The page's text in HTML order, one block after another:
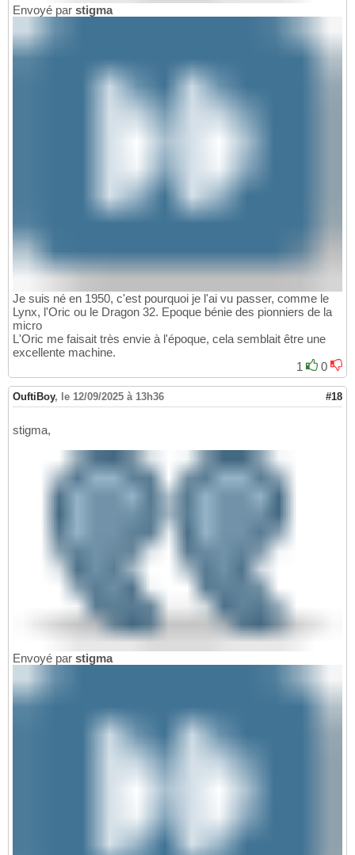
Envoyé par stigma
Je suis né en 1950, c'est pourquoi je l'ai vu passer, comme le
Lynx, l'Oric ou le Dragon 32. Epoque bénie des pionniers de la
micro
L'Oric me faisait très envie à l'époque, cela semblait être une
excellente machine.
1
0
OuftiBoy, le 12/09/2025 à 13h36 #18
stigma,
Envoyé par stigma